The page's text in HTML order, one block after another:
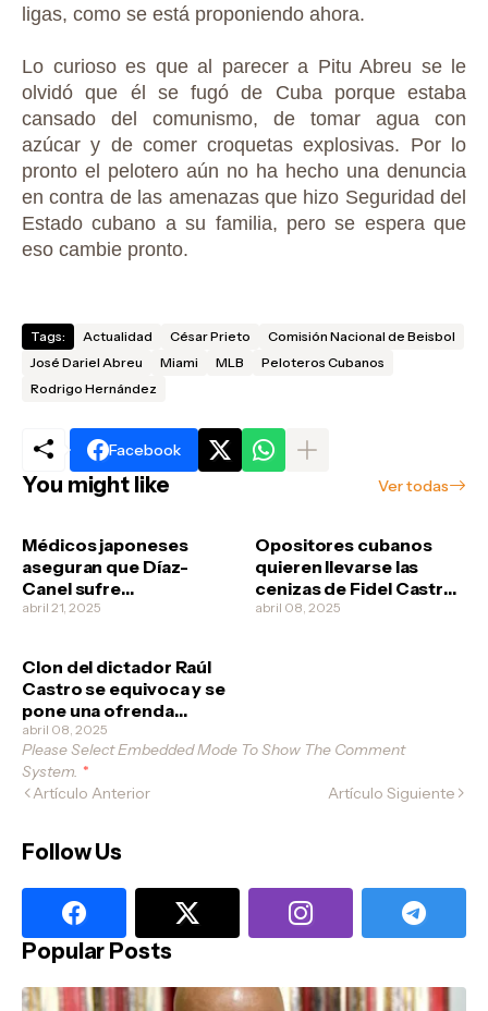
ligas, como se está proponiendo ahora.
Lo curioso es que al parecer a Pitu Abreu se le
olvidó que él se fugó de Cuba porque estaba
cansado del comunismo, de tomar agua con
azúcar y de comer croquetas explosivas. Por lo
pronto el pelotero aún no ha hecho una denuncia
en contra de las amenazas que hizo Seguridad del
Estado cubano a su familia, pero se espera que
eso cambie pronto.
Tags: Actualidad César Prieto
Comisión Nacional de Beisbol
José Dariel Abreu
Miami MLB
Peloteros Cubanos
Rodrigo Hernández
Facebook
You might like Ver todas
Médicos japoneses
aseguran que Díaz-
Canel sufre
esquizofrenia
abril 21, 2025
Opositores cubanos
quieren llevarse las
cenizas de Fidel Castro
no vaya a ser que los
abril 08, 2025
Clon del dictador Raúl
Castro se equivoca y se
pone una ofrenda
funeral a él mismo
abril 08, 2025
Please Select Embedded Mode To Show The Comment
System. *
Artículo Anterior
Artículo Siguiente
Follow Us
Popular Posts